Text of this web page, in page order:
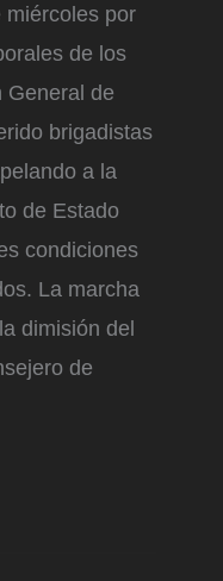
miércoles por
de los
General de
brigadistas
a la
de Estado
condiciones
La marcha
dimisión del
de